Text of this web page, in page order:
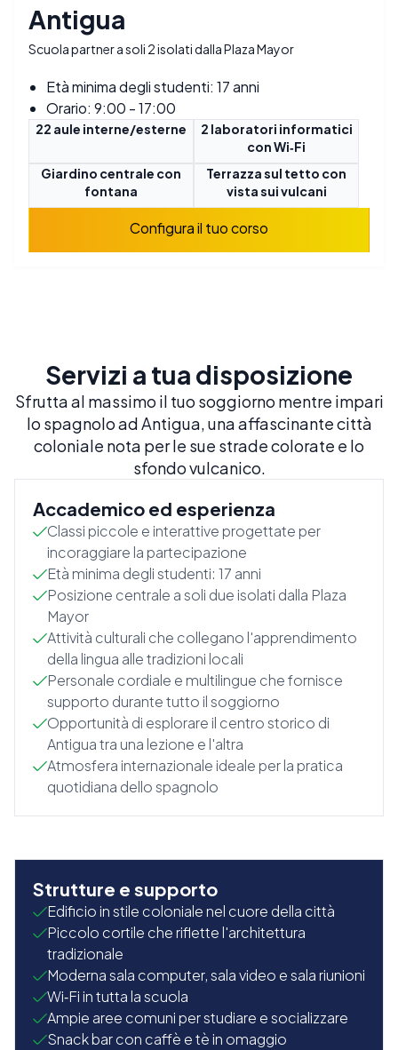
Antigua
Scuola partner a soli 2 isolati dalla Plaza Mayor
Età minima degli studenti: 17 anni
Orario: 9:00 - 17:00
22 aule interne/esterne
2 laboratori informatici
con Wi‑Fi
Giardino centrale con
fontana
Terrazza sul tetto con
vista sui vulcani
Configura il tuo corso
Servizi a tua disposizione
Sfrutta al massimo il tuo soggiorno mentre impari
lo spagnolo ad Antigua, una affascinante città
coloniale nota per le sue strade colorate e lo
sfondo vulcanico.
Accademico ed esperienza
Classi piccole e interattive progettate per
incoraggiare la partecipazione
Età minima degli studenti: 17 anni
Posizione centrale a soli due isolati dalla Plaza
Mayor
Attività culturali che collegano l'apprendimento
della lingua alle tradizioni locali
Personale cordiale e multilingue che fornisce
supporto durante tutto il soggiorno
Opportunità di esplorare il centro storico di
Antigua tra una lezione e l'altra
Atmosfera internazionale ideale per la pratica
quotidiana dello spagnolo
Strutture e supporto
Edificio in stile coloniale nel cuore della città
Piccolo cortile che riflette l'architettura
tradizionale
Moderna sala computer, sala video e sala riunioni
Wi‑Fi in tutta la scuola
Ampie aree comuni per studiare e socializzare
Snack bar con caffè e tè in omaggio